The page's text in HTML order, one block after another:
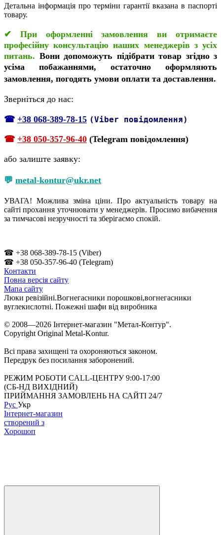
Детальна інформація про терміни гарантії вказана в паспорті
товару.
✔ При оформленні замовлення ви отримаєте
професійну консультацію наших менеджерів з усіх
питань. Вони допоможуть підібрати товар згідно з
усіма побажаннями, остаточно оформляють
замовлення, погодять умови оплати та доставлення.
Зверніться до нас:
☎ +38 068-389-78-15 (Viber повідомлення)
☎ +38 050-357-96-40 (Telegram повідомлення)
або залиште заявку:
💬 metal-kontur@ukr.net
УВАГА! Можлива зміна ціни. Про актуальність товару на
сайті прохання уточнювати у менеджерів. Просимо вибачення
за тимчасові незручності та зберігаємо спокій.
☎ +38 068-389-78-15 (Viber)
☎ +38 050-357-96-40 (Telegram)
Контакти
Повна версія сайту
Мапа сайту
Люки ревізійні.Вогнегасники порошкові,вогнегасники
вуглекислотні. Пожежні шафи від виробника
© 2008—2026 Інтернет-магазин "Метал-Контур".
Copyright Original Metal-Kontur.
Всі права захищені та охороняються законом.
Передрук без посилання заборонений.
РЕЖИМ РОБОТИ CALL-ЦЕНТРУ 9:00-17:00
(СБ-НД ВИХІДНИЙ)
ПРИЙМАННЯ ЗАМОВЛЕНЬ НА САЙТІ 24/7
Рус Укр
Інтернет-магазин
створений з
Хорошоп